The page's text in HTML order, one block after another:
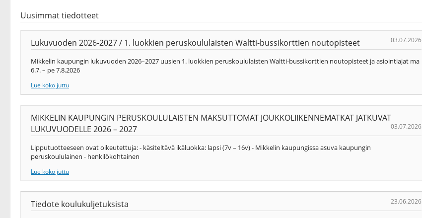
Uusimmat tiedotteet
Lukuvuoden 2026-2027 / 1. luokkien peruskoululaisten Waltti-bussikorttien noutopisteet 03.07.2026
Mikkelin kaupungin lukuvuoden 2026–2027 uusien 1. luokkien peruskoululaisten Waltti-bussikorttien noutopisteet ja asiointiajat ma
6.7. – pe 7.8.2026
Lue koko juttu
MIKKELIN KAUPUNGIN PERUSKOULULAISTEN MAKSUTTOMAT JOUKKOLIIKENNEMATKAT JATKUVAT
LUKUVUODELLE 2026 – 2027
03.07.2026
Lipputuotteeseen ovat oikeutettuja: - käsiteltävä ikäluokka: lapsi (7v – 16v) - Mikkelin kaupungissa asuva kaupungin
peruskoululainen - henkilökohtainen
Lue koko juttu
Tiedote koulukuljetuksista 23.06.2026